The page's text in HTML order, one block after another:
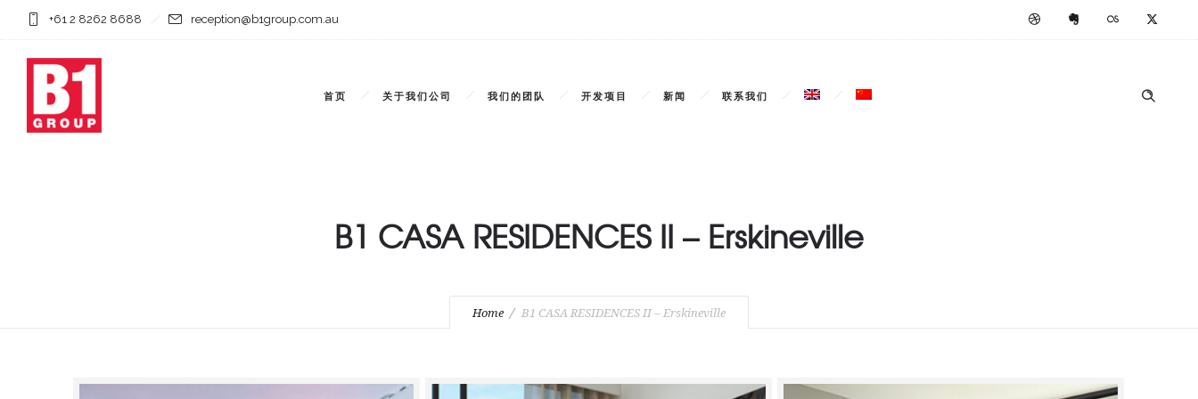
+61 2 8262 8688 reception@b1group.com.au
首页 关于我们公司 我们的团队 开发项目 新闻 联系我们
B1 CASA RESIDENCES II – Erskineville
Home B1 CASA RESIDENCES II – Erskineville